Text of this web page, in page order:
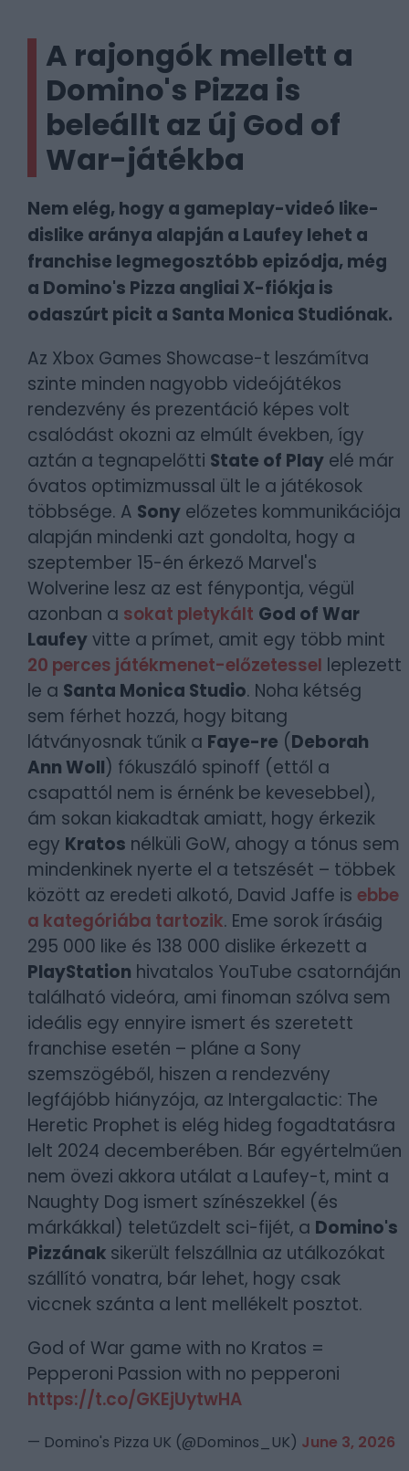
A rajongók mellett a
Domino's Pizza is
beleállt az új God of
War-játékba
Nem elég, hogy a gameplay-videó like-
dislike aránya alapján a Laufey lehet a
franchise legmegosztóbb epizódja, még
a Domino's Pizza angliai X-fiókja is
odaszúrt picit a Santa Monica Studiónak.
Az Xbox Games Showcase-t leszámítva
szinte minden nagyobb videójátékos
rendezvény és prezentáció képes volt
csalódást okozni az elmúlt években, így
aztán a tegnapelőtti State of Play elé már
óvatos optimizmussal ült le a játékosok
többsége. A Sony előzetes kommunikációja
alapján mindenki azt gondolta, hogy a
szeptember 15-én érkező Marvel's
Wolverine lesz az est fénypontja, végül
azonban a sokat pletykált God of War
Laufeyvitte a prímet, amit egy több mint
20 perces játékmenet-előzetessel leplezett
le a Santa Monica Studio. Noha kétség
sem férhet hozzá, hogy bitang
látványosnak tűnik a Faye-re (Deborah
Ann Woll) fókuszáló spinoff (ettől a
csapattól nem is érnénk be kevesebbel),
ám sokan kiakadtak amiatt, hogy érkezik
egy Kratos nélküli GoW, ahogy a tónus sem
mindenkinek nyerte el a tetszését – többek
között az eredeti alkotó, David Jaffe is ebbe
a kategóriába tartozik. Eme sorok írásáig
295 000 like és 138 000 dislike érkezett a
PlayStation hivatalos YouTube csatornáján
található videóra, ami finoman szólva sem
ideális egy ennyire ismert és szeretett
franchise esetén – pláne a Sony
szemszögéből, hiszen a rendezvény
legfájóbb hiányzója, az Intergalactic: The
Heretic Prophet is elég hideg fogadtatásra
lelt 2024 decemberében. Bár egyértelműen
nem övezi akkora utálat a Laufey-t, mint a
Naughty Dog ismert színészekkel (és
márkákkal) teletűzdelt sci-fijét, a Domino's
Pizzának sikerült felszállnia az utálkozókat
szállító vonatra, bár lehet, hogy csak
viccnek szánta a lent mellékelt posztot.
God of War game with no Kratos =
Pepperoni Passion with no pepperoni
https://t.co/GKEjUytwHA
— Domino's Pizza UK (@Dominos_UK) June 3, 2026